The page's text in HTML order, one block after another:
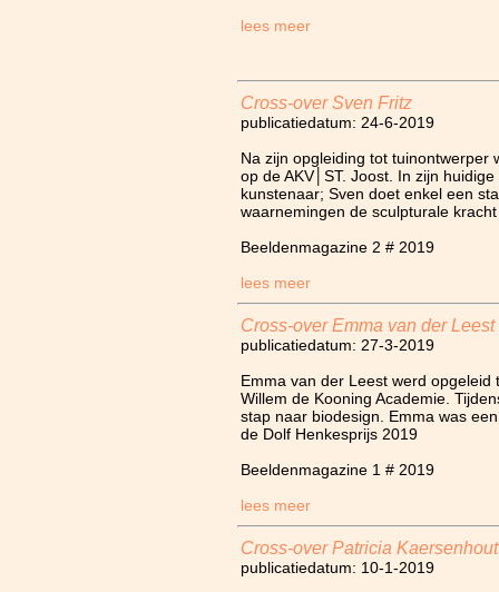
lees meer
Cross-over Sven Fritz
publicatiedatum: 24-6-2019
Na zijn opgleiding tot tuinontwerper
op de AKV│ST. Joost. In zijn
kunstenaar; Sven doet enkel een
waarnemingen de sculpturale
Beeldenmagazine 2 # 2019
lees meer
Cross-over Emma van der Leest
publicatiedatum: 27-3-2019
Emma van der Leest werd
Willem de Kooning Academie.
stap naar biodesign. Emma was
de Dolf Henkesprijs 2019
Beeldenmagazine 1 # 2019
lees meer
Cross-over Patricia Kaersenhout
publicatiedatum: 10-1-2019